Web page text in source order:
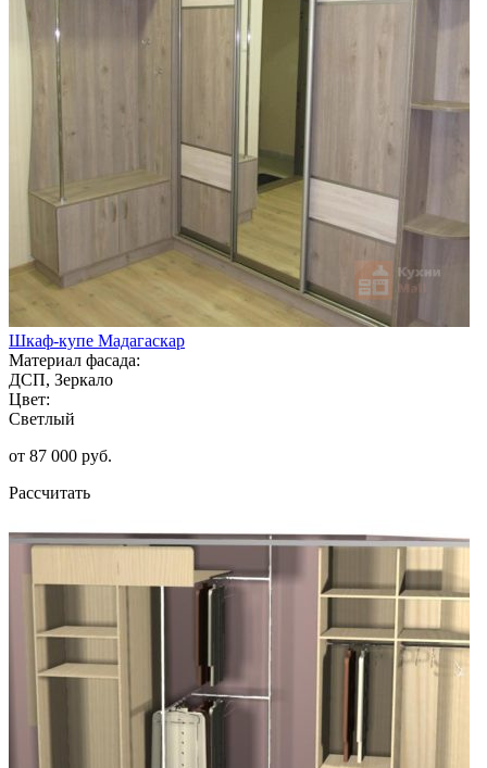
Шкаф-купе Мадагаскар
Материал фасада:
ДСП, Зеркало
Цвет:
Светлый
от 87 000 руб.
Рассчитать